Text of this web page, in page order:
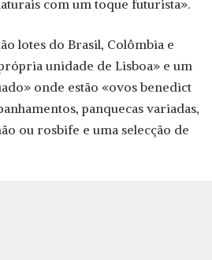
com um toque futurista».
lotes do Brasil, Colômbia e
unidade de Lisboa» e um
onde estão «ovos benedict
panquecas variadas,
ou rosbife e uma selecção de